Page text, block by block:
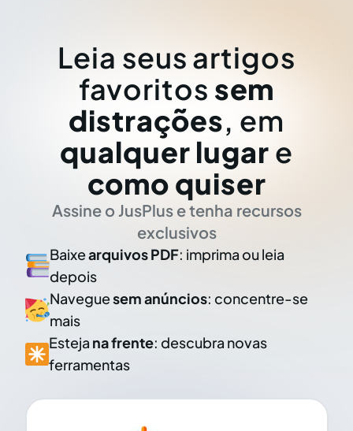
Leia seus artigos
favoritos sem
distrações, em
qualquer lugar e
como quiser
Assine o JusPlus e tenha recursos
exclusivos
Baixearquivos PDF: imprima ou leia
depois
Naveguesem anúncios: concentre-se
mais
Esteja na frente: descubra novas
ferramentas